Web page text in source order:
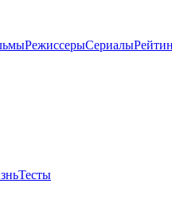
РежиссерыСериалы
Тесты